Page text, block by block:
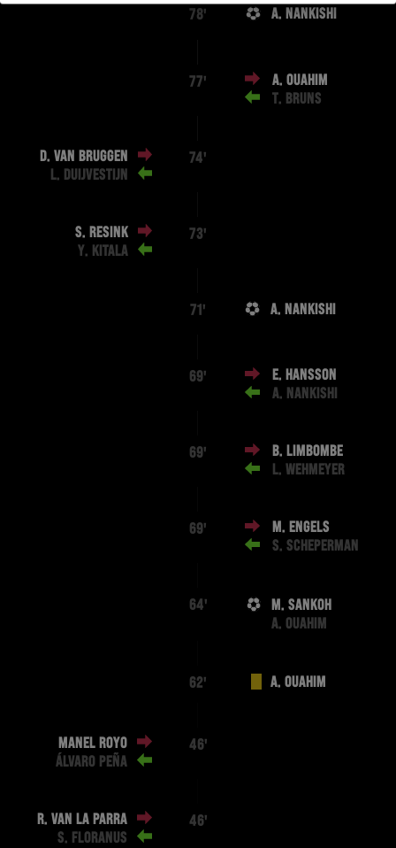
78' A. NANKISHI
77'
A. OUAHIM
T. BRUNS
D. VAN BRUGGEN
L. DUIJVESTIJN
74'
S. RESINK
Y. KITALA
73'
71' A. NANKISHI
69'
E. HANSSON
A. NANKISHI
69'
B. LIMBOMBE
L. WEHMEYER
69'
M. ENGELS
S. SCHEPERMAN
64'
M. SANKOH
A. OUAHIM
62' A. OUAHIM
MANEL ROYO
ÁLVARO PEÑA
46'
R. VAN LA PARRA
S. FLORANUS
46'